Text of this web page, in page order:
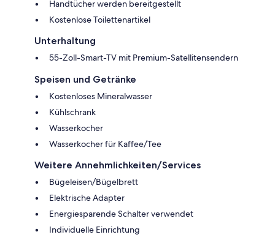
Handtücher werden bereitgestellt
Kostenlose Toilettenartikel
Unterhaltung
55-Zoll-Smart-TV mit Premium-Satellitensendern
Speisen und Getränke
Kostenloses Mineralwasser
Kühlschrank
Wasserkocher
Wasserkocher für Kaffee/Tee
Weitere Annehmlichkeiten/Services
Bügeleisen/Bügelbrett
Elektrische Adapter
Energiesparende Schalter verwendet
Individuelle Einrichtung